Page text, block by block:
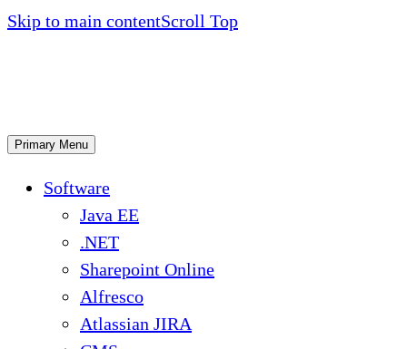
Skip to main contentScroll Top
Primary Menu
Software
Java EE
.NET
Sharepoint Online
Alfresco
Atlassian JIRA